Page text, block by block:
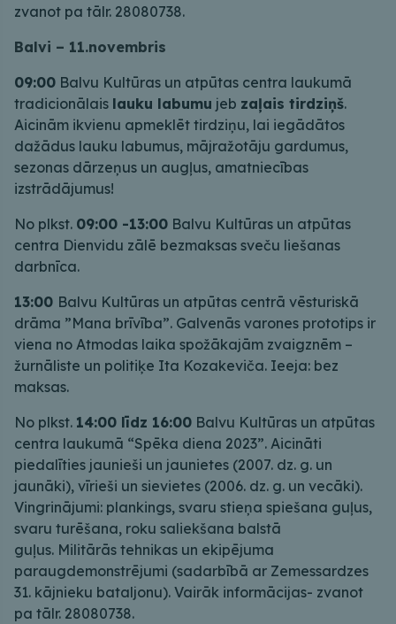
zvanot pa tālr. 28080738.
Balvi – 11.novembris
09:00 Balvu Kultūras un atpūtas centra laukumā
tradicionālais lauku labumu jeb zaļais tirdziņš.
Aicinām ikvienu apmeklēt tirdziņu, lai iegādātos
dažādus lauku labumus, mājražotāju gardumus,
sezonas dārzeņus un augļus, amatniecības
izstrādājumus!
No plkst. 09:00 -13:00 Balvu Kultūras un atpūtas
centra Dienvidu zālē bezmaksas sveču liešanas
darbnīca.
13:00 Balvu Kultūras un atpūtas centrā vēsturiskā
drāma ”Mana brīvība”. Galvenās varones prototips ir
viena no Atmodas laika spožākajām zvaigznēm –
žurnāliste un politiķe Ita Kozakeviča. Ieeja: bez
maksas.
No plkst. 14:00 līdz 16:00 Balvu Kultūras un atpūtas
centra laukumā “Spēka diena 2023”. Aicināti
piedalīties jaunieši un jaunietes (2007. dz. g. un
jaunāki), vīrieši un sievietes (2006. dz. g. un vecāki).
Vingrinājumi: plankings, svaru stieņa spiešana guļus,
svaru turēšana, roku saliekšana balstā
guļus. Militārās tehnikas un ekipējuma
paraugdemonstrējumi (sadarbībā ar Zemessardzes
31. kājnieku bataljonu). Vairāk informācijas- zvanot
pa tālr. 28080738.